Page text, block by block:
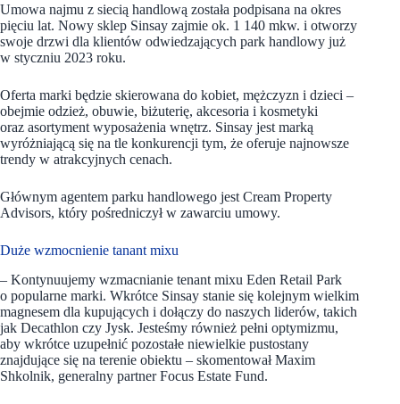
Umowa najmu z siecią handlową została podpisana na okres
pięciu lat. Nowy sklep Sinsay zajmie ok. 1 140 mkw. i otworzy
swoje drzwi dla klientów odwiedzających park handlowy już
w styczniu 2023 roku.
Oferta marki będzie skierowana do kobiet, mężczyzn i dzieci –
obejmie odzież, obuwie, biżuterię, akcesoria i kosmetyki
oraz asortyment wyposażenia wnętrz. Sinsay jest marką
wyróżniającą się na tle konkurencji tym, że oferuje najnowsze
trendy w atrakcyjnych cenach.
Głównym agentem parku handlowego jest Cream Property
Advisors, który pośredniczył w zawarciu umowy.
Duże wzmocnienie tanant mixu
– Kontynuujemy wzmacnianie tenant mixu Eden Retail Park
o popularne marki. Wkrótce Sinsay stanie się kolejnym wielkim
magnesem dla kupujących i dołączy do naszych liderów, takich
jak Decathlon czy Jysk. Jesteśmy również pełni optymizmu,
aby wkrótce uzupełnić pozostałe niewielkie pustostany
znajdujące się na terenie obiektu – skomentował Maxim
Shkolnik, generalny partner Focus Estate Fund.